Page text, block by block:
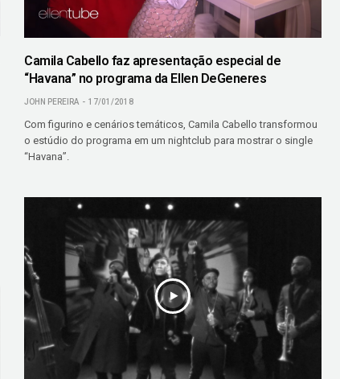
Camila Cabello faz apresentação especial de
“Havana” no programa da Ellen DeGeneres
JOHN PEREIRA 17/01/2018
Com figurino e cenários temáticos, Camila Cabello transformou
o estúdio do programa em um nightclub para mostrar o single
“Havana”.